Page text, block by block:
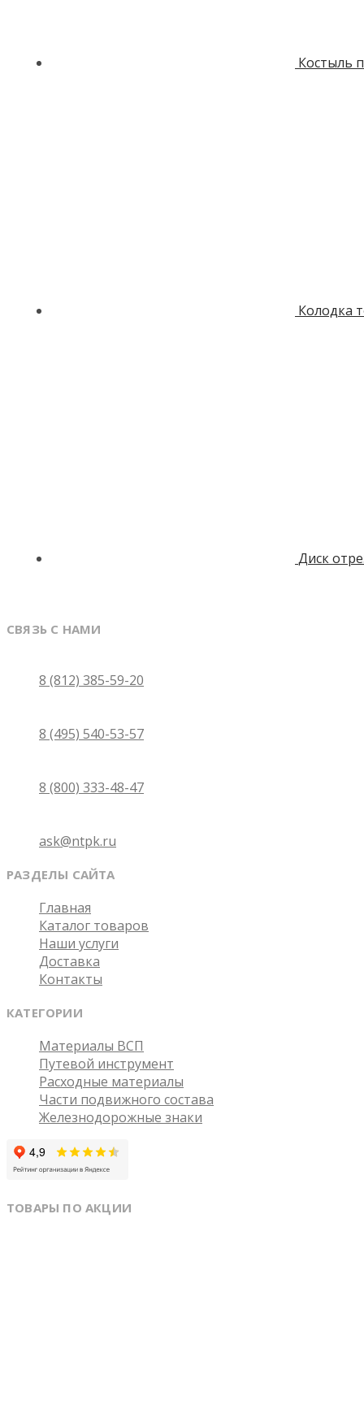
Костыль
Колодка
Диск
СВЯЗЬ С НАМИ
8 (812) 385-59-20
8 (495) 540-53-57
8 (800) 333-48-47
ask@ntpk.ru
РАЗДЕЛЫ САЙТА
Главная
Каталог товаров
Наши услуги
Доставка
Контакты
КАТЕГОРИИ
Материалы ВСП
Путевой инструмент
Расходные материалы
Части подвижного состава
Железнодорожные знаки
ТОВАРЫ ПО АКЦИИ